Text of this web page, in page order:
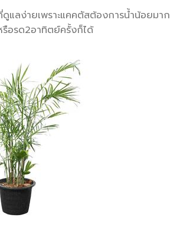
ดูแลง่ายเพราะแคคตัสต้องการน้ำน้อยมาก
อรด2อาทิตย์ครั้งก็ได้